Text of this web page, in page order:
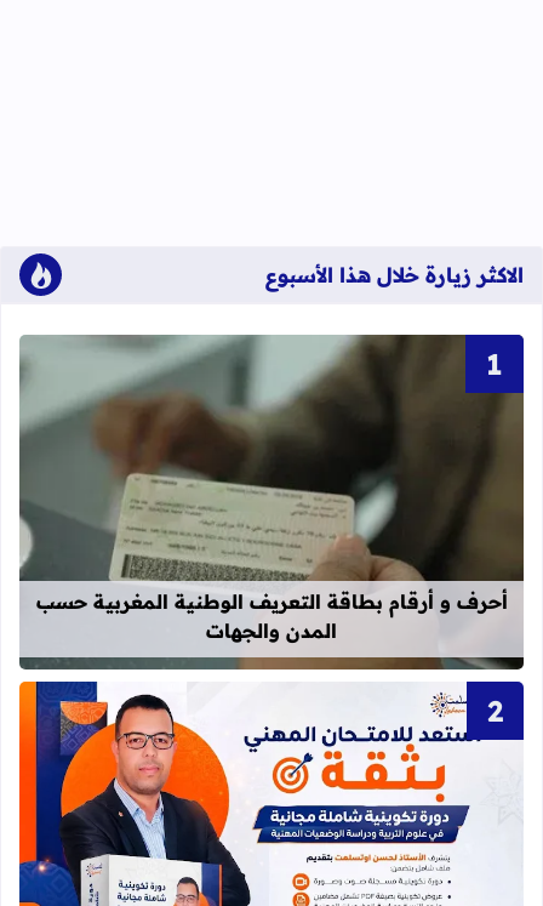
الاكثر زيارة خلال هذا الأسبوع
قراءة المزيد عن أحرف و أرقام
أحرف و أرقام بطاقة التعريف الوطنية المغربية حسب
المدن والجهات
قراءة المزيد عن دورة تكوينية